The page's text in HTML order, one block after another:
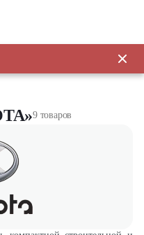
9 товаров